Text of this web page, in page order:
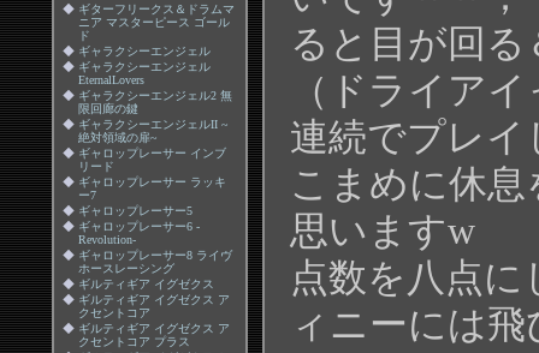
◆ ギターフリークス＆ドラムマ
ニア マスターピース ゴール
ド
◆ ギャラクシーエンジェル
◆ ギャラクシーエンジェル
EternalLovers
◆ ギャラクシーエンジェル2 無
限回廊の鍵
◆ ギャラクシーエンジェルII ~
絶対領域の扉~
◆ ギャロップレーサー インブ
リード
◆ ギャロップレーサー ラッキ
ー7
◆ ギャロップレーサー5
◆ ギャロップレーサー6 -
Revolution-
◆ ギャロップレーサー8 ライヴ
ホースレーシング
◆ ギルティギア イグゼクス
◆ ギルティギア イグゼクス ア
クセントコア
◆ ギルティギア イグゼクス ア
クセントコア プラス
ると目が回
（ドライア
連続でプレ
こまめに休
思いますw
点数を八点
ィニーには